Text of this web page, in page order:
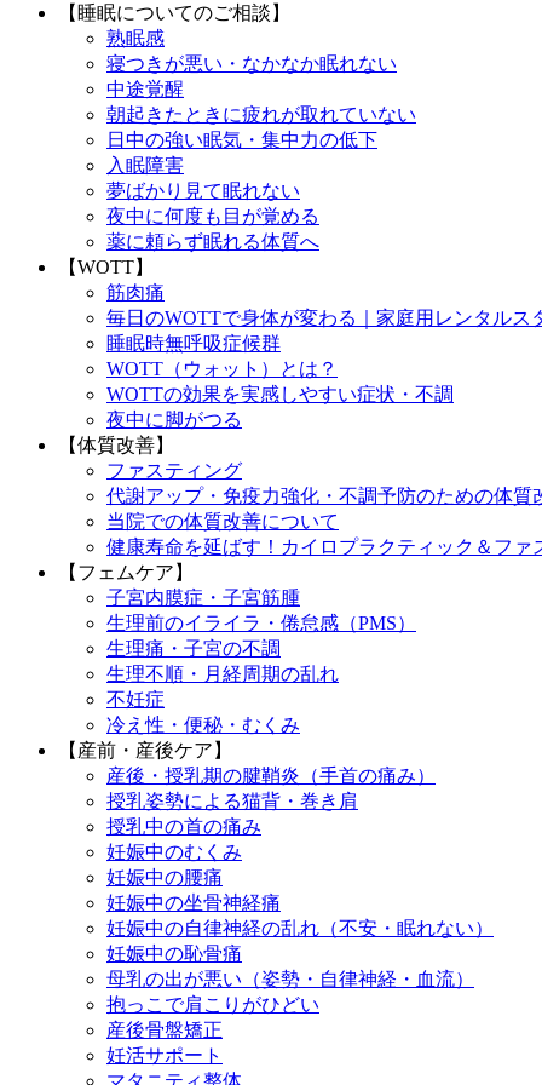
【睡眠についてのご相談】
熟眠感
寝つきが悪い・なかなか眠れない
中途覚醒
朝起きたときに疲れが取れていない
日中の強い眠気・集中力の低下
入眠障害
夢ばかり見て眠れない
夜中に何度も目が覚める
薬に頼らず眠れる体質へ
【WOTT】
筋肉痛
毎日のWOTTで身体が変わる｜家庭用レンタルス
睡眠時無呼吸症候群
WOTT（ウォット）とは？
WOTTの効果を実感しやすい症状・不調
夜中に脚がつる
【体質改善】
ファスティング
代謝アップ・免疫力強化・不調予防のための体質
当院での体質改善について
健康寿命を延ばす！カイロプラクティック＆ファ
【フェムケア】
子宮内膜症・子宮筋腫
生理前のイライラ・倦怠感（PMS）
生理痛・子宮の不調
生理不順・月経周期の乱れ
不妊症
冷え性・便秘・むくみ
【産前・産後ケア】
産後・授乳期の腱鞘炎（手首の痛み）
授乳姿勢による猫背・巻き肩
授乳中の首の痛み
妊娠中のむくみ
妊娠中の腰痛
妊娠中の坐骨神経痛
妊娠中の自律神経の乱れ（不安・眠れない）
妊娠中の恥骨痛
母乳の出が悪い（姿勢・自律神経・血流）
抱っこで肩こりがひどい
産後骨盤矯正
妊活サポート
マタニティ整体